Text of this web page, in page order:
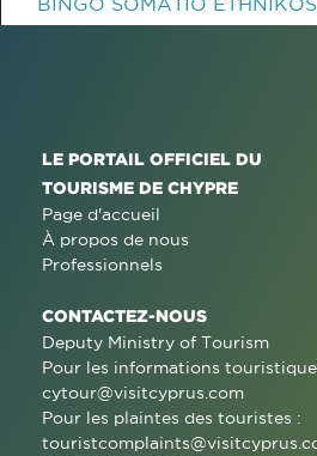
LE PORTAIL OFFICIEL DU
TOURISME DE CHYPRE
Page d'accueil
À propos de nous
Professionnels
CONTACTEZ-NOUS
Deputy Ministry of Tourism
Pour les informations
cytour@visitcyprus.com
Pour les plaintes des touristes :